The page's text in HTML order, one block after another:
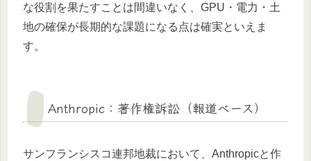
な役割を果たすことは間違いなく、GPU・電力・土
地の確保が長期的な課題になる点は確実といえま
す。
Anthropic：著作権訴訟（報道ベース）
サンフランシスコ連邦地裁において、Anthropicと作